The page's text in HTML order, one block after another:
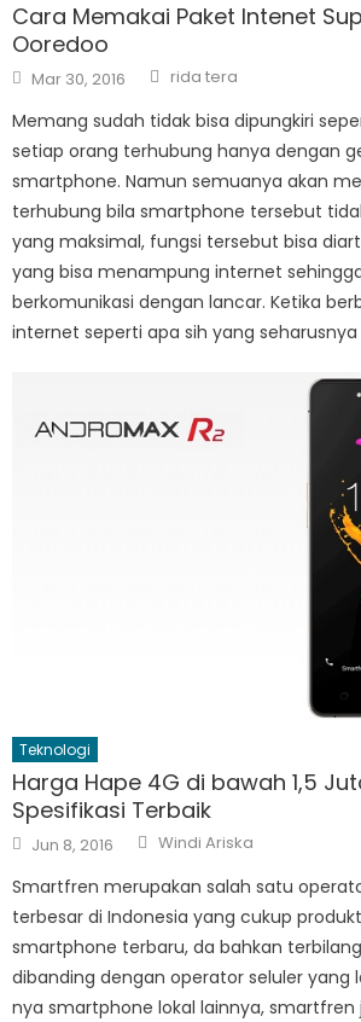
Cara Memakai Paket Intenet
Ooredoo
Posted
on
Mar 30, 2016 Author
rida tera
Memang sudah tidak bisa dipungkiri
setiap orang terhubung hanya dengan
smartphone. Namun semuanya akan
terhubung bila smartphone tersebut
yang maksimal, fungsi tersebut bisa
yang bisa menampung internet
berkomunikasi dengan lancar. Ketika
internet seperti apa sih yang seharusnya
Teknologi
Harga Hape 4G di bawah 1,5
Spesifikasi Terbaik
Posted
on
Jun 8, 2016 Author
Windi Ariska
Smartfren merupakan salah satu
terbesar di Indonesia yang cukup
smartphone terbaru, da bahkan terbilang
dibanding dengan operator seluler yang
nya smartphone lokal lainnya, smartfren